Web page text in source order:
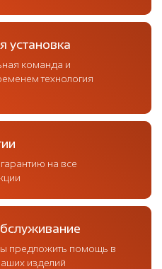
установка
команда и
технология
на все
предложить помощь в
изделий